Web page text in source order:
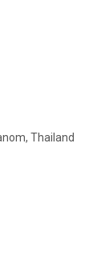
Thailand